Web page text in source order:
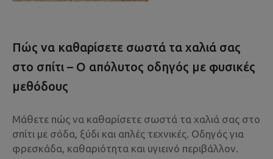
Πώς να καθαρίσετε σωστά τα χαλιά σας
στο σπίτι – Ο απόλυτος οδηγός με φυσικές
μεθόδους
Μάθετε πώς να καθαρίσετε σωστά τα χαλιά σας στο
σπίτι με σόδα, ξύδι και απλές τεχνικές. Οδηγός για
φρεσκάδα, καθαριότητα και υγιεινό περιβάλλον.